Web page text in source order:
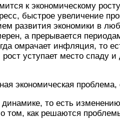
к экономическому
быстрое увеличение
развития экономики в
а прерывается
омрачает инфляция, то
уступает место спаду
экономическая
то есть
том, как решаются